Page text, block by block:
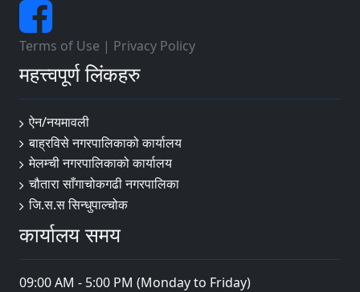
Terms of Use | Privacy Policy
महत्त्वपूर्ण लिंकहरु
ऐन/नयमावली
बाह्रविसे नगरपालिकाको कार्यालय
मेलम्ची नगरपालिकाको कार्यालय
चौतारा साँगाचोकगढी नगरपालिका
जि.स.स सिन्धुपाल्चोक
कार्यालय समय
09:00 AM - 5:00 PM (Monday to Friday)